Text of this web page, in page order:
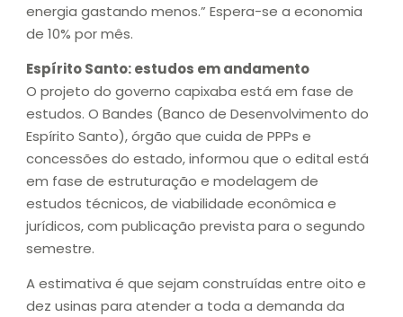
energia gastando menos.” Espera-se a economia
de 10% por mês.
Espírito Santo: estudos em andamento
O projeto do governo capixaba está em fase de
estudos. O Bandes (Banco de Desenvolvimento do
Espírito Santo), órgão que cuida de PPPs e
concessões do estado, informou que o edital está
em fase de estruturação e modelagem de
estudos técnicos, de viabilidade econômica e
jurídicos, com publicação prevista para o segundo
semestre.
A estimativa é que sejam construídas entre oito e
dez usinas para atender a toda a demanda da